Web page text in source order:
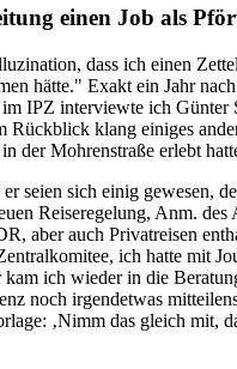
einen Job als
dass ich einen
hätte." Exakt ein Jahr
im IPZ interviewte ich Günter
Rückblick klang einiges
der Mohrenstraße erlebt
seien sich einig gewesen,
Reiseregelung, Anm. des
aber auch Privatreisen
ich hatte mit
ich wieder in die
noch irgendetwas
‚Nimm das gleich mit,